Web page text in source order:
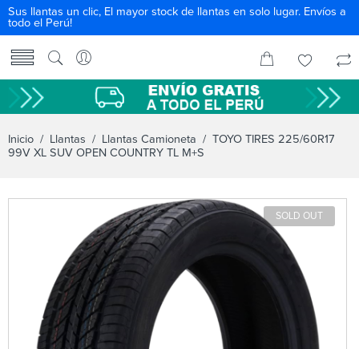
Sus llantas un clic, El mayor stock de llantas en solo lugar. Envíos a
todo el Perú!
Inicio / Llantas / Llantas Camioneta / TOYO TIRES 225/60R17
99V XL SUV OPEN COUNTRY TL M+S
SOLD OUT